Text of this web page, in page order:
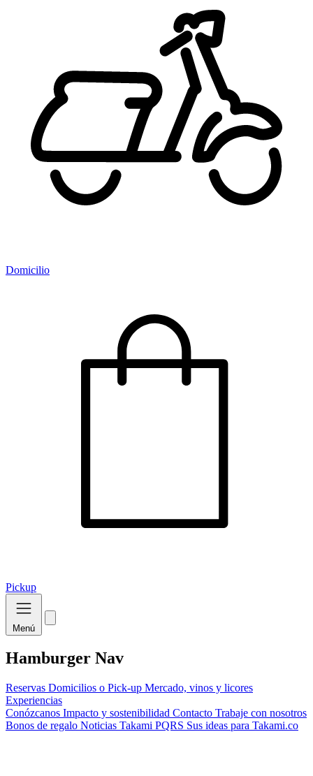
Domicilio
Pickup
Menú
Hamburger Nav
Reservas Domicilios o Pick-up Mercado, vinos y licores
Experiencias
Conózcanos Impacto y sostenibilidad Contacto Trabaje con nosotros
Bonos de regalo Noticias Takami PQRS Sus ideas para Takami.co